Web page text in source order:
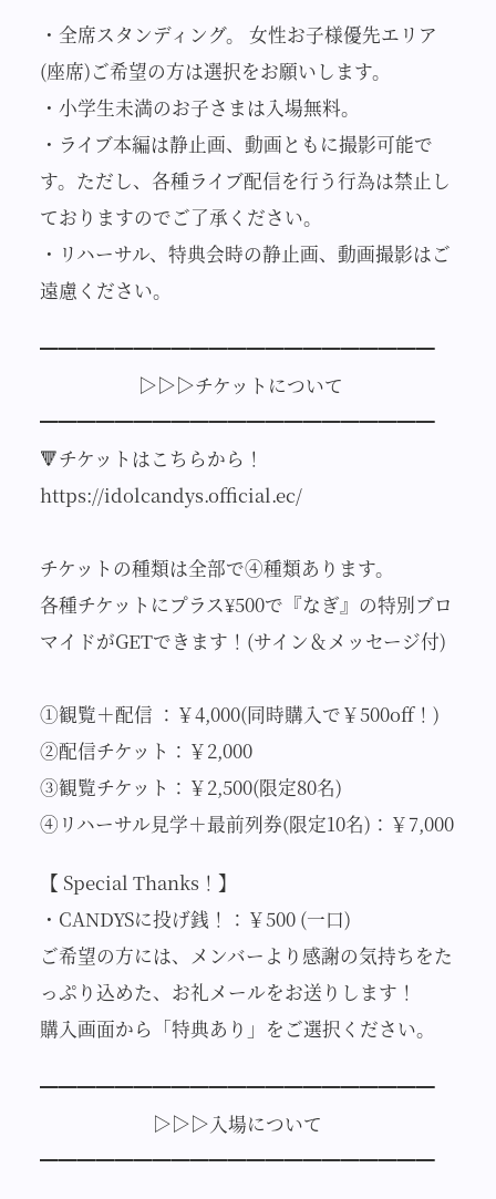
・全席スタンディング。 女性お子様優先エリア
(座席)ご希望の方は選択をお願いします。
・小学生未満のお子さまは入場無料。
・ライブ本編は静止画、動画ともに撮影可能で
す。ただし、各種ライブ配信を行う行為は禁止し
ておりますのでご了承ください。
・リハーサル、特典会時の静止画、動画撮影はご
遠慮ください。
━━━━━━━━━━━━━━━━━━━━━
▷▷▷チケットについて
━━━━━━━━━━━━━━━━━━━━━
🔻チケットはこちらから！
https://idolcandys.official.ec/
チケットの種類は全部で④種類あります。
各種チケットにプラス¥500で『なぎ』の特別ブロ
マイドがGETできます！(サイン＆メッセージ付)
①観覧＋配信 ：￥4,000(同時購入で￥500off！)
②配信チケット：￥2,000
③観覧チケット：￥2,500(限定80名)
④リハーサル見学＋最前列券(限定10名)：￥7,000
【 Special Thanks！】
・CANDYSに投げ銭！：￥500 (一口)
ご希望の方には、メンバーより感謝の気持ちをた
っぷり込めた、お礼メールをお送りします！
購入画面から「特典あり」をご選択ください。
━━━━━━━━━━━━━━━━━━━━━
▷▷▷入場について
━━━━━━━━━━━━━━━━━━━━━